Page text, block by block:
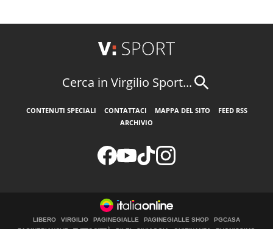
Cerca in Virgilio Sport...
CONTENUTI SPECIALI CONTATTACI MAPPA DEL SITO
FEED RSS
ARCHIVIO
LIBERO VIRGILIO PAGINEGIALLE PAGINEGIALLE SHOP
PGCASA